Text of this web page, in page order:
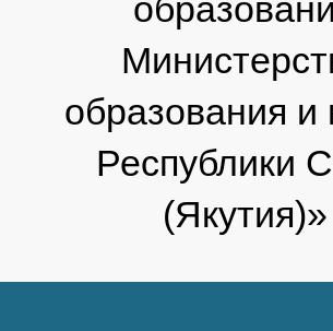
образования и
Республики
(Якутия)»